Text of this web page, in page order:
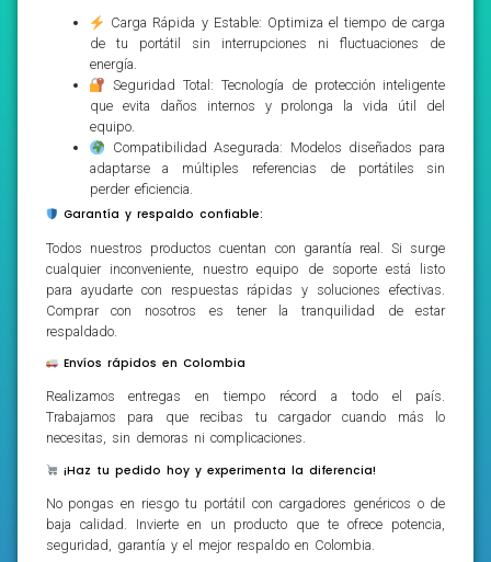
Carga Rápida y Estable: Optimiza el tiempo de carga
de tu portátil sin interrupciones ni fluctuaciones de
energía.
Seguridad Total: Tecnología de protección inteligente
que evita daños internos y prolonga la vida útil del
equipo.
Compatibilidad Asegurada: Modelos diseñados para
adaptarse a múltiples referencias de portátiles sin
perder eficiencia.
Garantía y respaldo confiable:
Todos nuestros productos cuentan con garantía real. Si surge
cualquier inconveniente, nuestro equipo de soporte está listo
para ayudarte con respuestas rápidas y soluciones efectivas.
Comprar con nosotros es tener la tranquilidad de estar
respaldado.
Envíos rápidos en Colombia
Realizamos entregas en tiempo récord a todo el país.
Trabajamos para que recibas tu cargador cuando más lo
necesitas, sin demoras ni complicaciones.
¡Haz tu pedido hoy y experimenta la diferencia!
No pongas en riesgo tu portátil con cargadores genéricos o de
baja calidad. Invierte en un producto que te ofrece potencia,
seguridad, garantía y el mejor respaldo en Colombia.